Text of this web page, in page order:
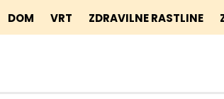
DOM VRT ZDRAVILNE RASTLINE